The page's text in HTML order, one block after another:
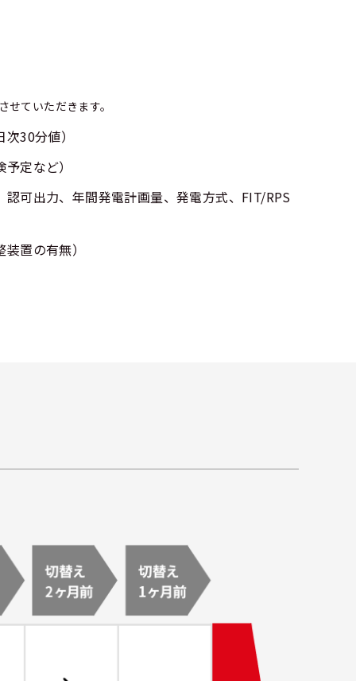
ていただきます。
30分値）
定など）
可出力、年間発電計画量、発電方式、FIT/RPS
置の有無）